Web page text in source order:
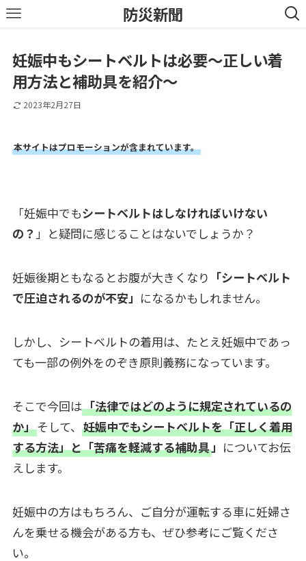
防災新聞
妊娠中もシートベルトは必要～正しい着
用方法と補助具を紹介～
2023年2月27日
本サイトはプロモーションが含まれています。
「妊娠中でもシートベルトはしなければいけない
の？ 」と疑問に感じることはないでしょうか？
妊娠後期ともなるとお腹が大きくなり 「シートベルト
で圧迫されるのが不安」 になるかもしれません。
しかし、シートベルトの着用は、たとえ妊娠中であっ
ても一部の例外をのぞき原則義務になっています。
そこで今回は「法律ではどのように規定されているの
か」そして、 妊娠中でもシートベルトを「正しく着用
する方法」と「苦痛を軽減する補助具」 についてお伝
えします。
妊娠中の方はもちろん、ご自分が運転する車に妊婦さ
んを乗せる機会がある方も、ぜひ参考にご覧くださ
い。